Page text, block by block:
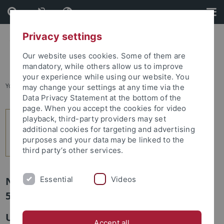
Skip
to
content
Skip
to
footer
You are here: Home ... 1
Newsletter Uni Tübingen aktuell Nr.
5/2012: Studium und Lehre
Universität Tübingen diskutiert Zukunft
Privacy settings
Our website uses cookies. Some of them are
mandatory, while others allow us to improve
your experience while using our website. You
may change your settings at any time via the
Data Privacy Statement at the bottom of the
page. When you accept the cookies for video
playback, third-party providers may set
additional cookies for targeting and advertising
purposes and your data may be linked to the
third party’s other services.
Essential Videos